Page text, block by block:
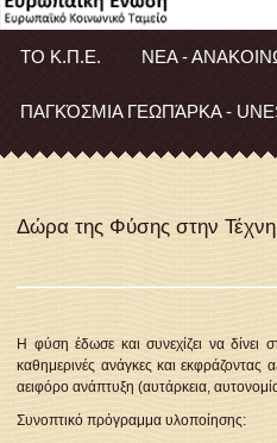
ΤΟ Κ.Π.Ε. ΝΕΑ -
ΠΑΓΚΌΣΜΙΑ ΓΕΩΠΆΡΚΑ -
Δώρα της Φύσης στην
Η φύση έδωσε και συνεχίζει να δίνει
καθημερινές ανάγκες και εκφράζοντας
αειφόρο ανάπτυξη (αυτάρκεια,
Συνοπτικό πρόγραμμα υλοποίησης: